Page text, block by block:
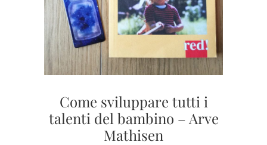
Come sviluppare tutti i
talenti del bambino – Arve
Mathisen